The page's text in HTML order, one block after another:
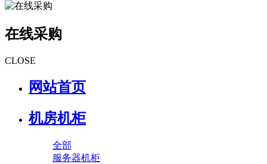
在线采购
CLOSE
网站首页
机房机柜
全部
服务器机柜